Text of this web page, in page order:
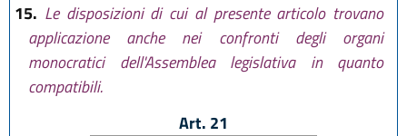
15. Le disposizioni di cui al presente articolo trovano
applicazione anche nei confronti degli organi
monocratici dell'Assemblea legislativa in quanto
compatibili.
Art. 21